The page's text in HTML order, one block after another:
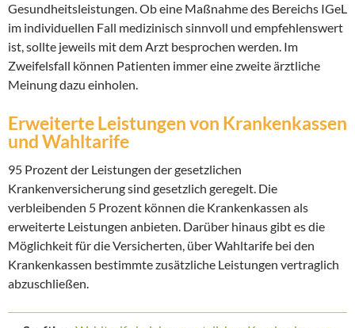
Gesundheitsleistungen. Ob eine Maßnahme des Bereichs IGeL
im individuellen Fall medizinisch sinnvoll und empfehlenswert
ist, sollte jeweils mit dem Arzt besprochen werden. Im
Zweifelsfall können Patienten immer eine zweite ärztliche
Meinung dazu einholen.
Erweiterte Leistungen von Krankenkassen
und Wahltarife
95 Prozent der Leistungen der gesetzlichen
Krankenversicherung sind gesetzlich geregelt. Die
verbleibenden 5 Prozent können die Krankenkassen als
erweiterte Leistungen anbieten. Darüber hinaus gibt es die
Möglichkeit für die Versicherten, über Wahltarife bei den
Krankenkassen bestimmte zusätzliche Leistungen vertraglich
abzuschließen.